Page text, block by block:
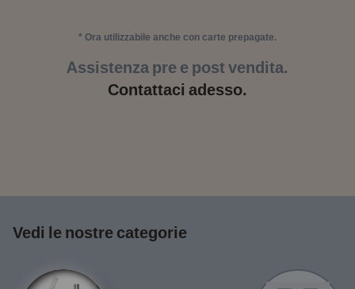
* Ora utilizzabile anche con carte prepagate.
Assistenza pre e post vendita.
Contattaci adesso.
Vedi le nostre categorie